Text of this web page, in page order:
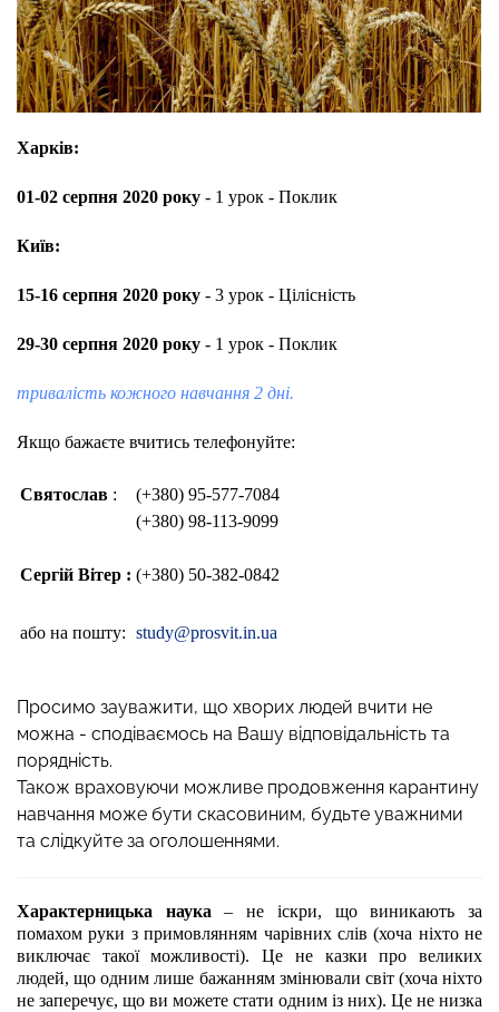
Харків:
01-02 серпня 2020 року - 1 урок - Поклик
Київ:
15-16 серпня 2020 року - 3 урок - Цілісність
29-30 серпня 2020 року - 1 урок - Поклик
тривалість кожного навчання 2 дні.
Якщо бажаєте вчитись телефонуйте:
Святослав :
(+380) 95-577-7084
(+380) 98-113-9099
Сергій Вітер : (+380) 50-382-0842
або на пошту: study@prosvit.in.ua
Просимо зауважити, що хворих людей вчити не
можна - сподіваємось на Вашу відповідальність та
порядність.
Також враховуючи можливе продовження карантину
навчання може бути скасовиним, будьте уважними
та слідкуйте за оголошеннями.
Характерницька наука – не іскри, що виникають за
помахом руки з примовлянням чарівних слів (хоча ніхто не
виключає такої можливості). Це не казки про великих
людей, що одним лише бажанням змінювали світ (хоча ніхто
не заперечує, що ви можете стати одним із них). Це не низка